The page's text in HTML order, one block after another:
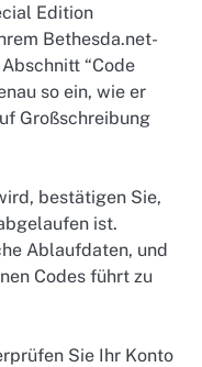
Edition
Bethesda.net-
“Code
so ein, wie er
Großschreibung
bestätigen Sie,
ist.
Ablaufdaten, und
Codes führt zu
Sie Ihr Konto